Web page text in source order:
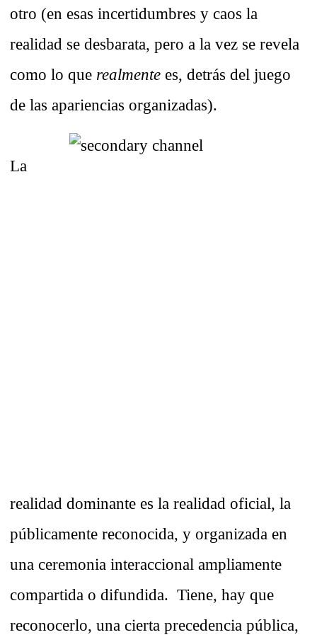
otro (en esas incertidumbres y caos la
realidad se desbarata, pero a la vez se revela
como lo que realmente es, detrás del juego
de las apariencias organizadas).
La
realidad dominante es la realidad oficial, la
públicamente reconocida, y organizada en
una ceremonia interaccional ampliamente
compartida o difundida. Tiene, hay que
reconocerlo, una cierta precedencia pública,